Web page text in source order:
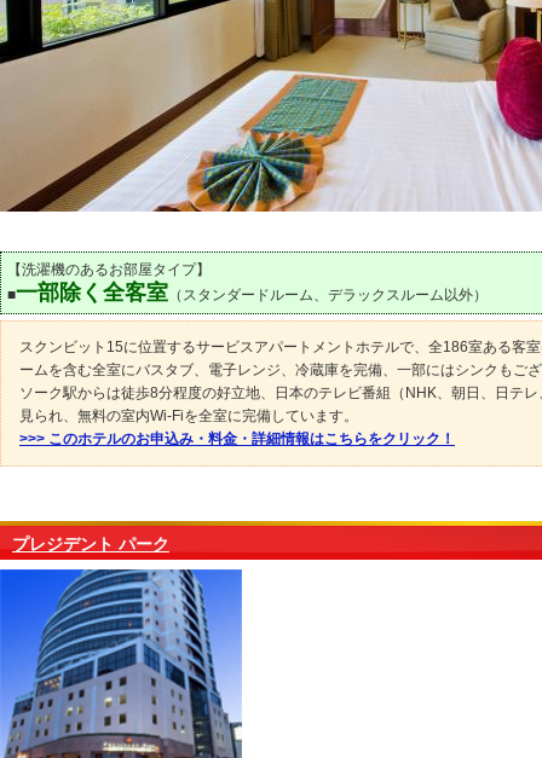
【洗濯機のあるお部屋タイプ】
■一部除く全客室 （スタンダードルーム、デラックスルーム以外）
スクンビット15に位置するサービスアパートメントホテルで、全186室ある客
ームを含む全室にバスタブ、電子レンジ、冷蔵庫を完備、一部にはシンクもご
ソーク駅からは徒歩8分程度の好立地、日本のテレビ番組（NHK、朝日、日テレ
見られ、無料の室内Wi-Fiを全室に完備しています。
>>> このホテルのお申込み・料金・詳細情報はこちらをクリック！
プレジデント パーク